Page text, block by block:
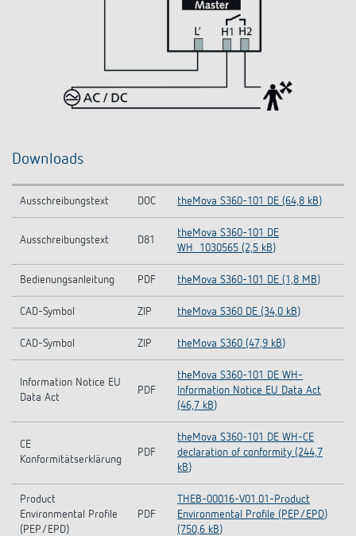
Downloads
Ausschreibungstext DOC theMova S360-101 DE (64,8 kB)
Ausschreibungstext D81
theMova S360-101 DE
WH_1030565 (2,5 kB)
Bedienungsanleitung PDF theMova S360-101 DE (1,8 MB)
CAD-Symbol ZIP theMova S360 DE (34,0 kB)
CAD-Symbol ZIP theMova S360 (47,9 kB)
Information Notice EU
Data Act
PDF
theMova S360-101 DE WH-
Information Notice EU Data Act
(46,7 kB)
CE
Konformitätserklärung
PDF
theMova S360-101 DE WH-CE
declaration of conformity (244,7
kB)
Product
Environmental Profile
(PEP/EPD)
PDF
THEB-00016-V01.01-Product
Environmental Profile (PEP/EPD)
(750,6 kB)